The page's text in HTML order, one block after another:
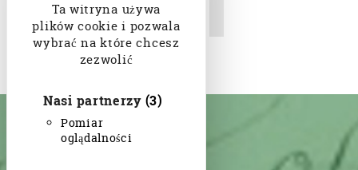
Ta witryna używa
plików cookie i pozwala
wybrać na które chcesz
zezwolić
Nasi partnerzy (3)
Pomiar
oglądalności
The polish colours on the
french front XXeme s.